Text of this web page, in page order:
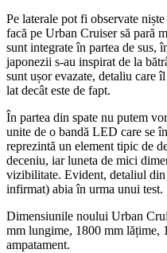
Pe laterale pot fi observate
facă pe Urban Cruiser să pară
sunt integrate în partea de sus,
japonezii s-au inspirat de la
sunt ușor evazate, detaliu care
lat decât este de fapt.
În partea din spate nu putem
unite de o bandă LED care se
reprezintă un element tipic de
deceniu, iar luneta de mici
vizibilitate. Evident, detaliul
infirmat) abia în urma unui test.
Dimensiunile noului Urban
mm lungime, 1800 mm lățime,
ampatament.